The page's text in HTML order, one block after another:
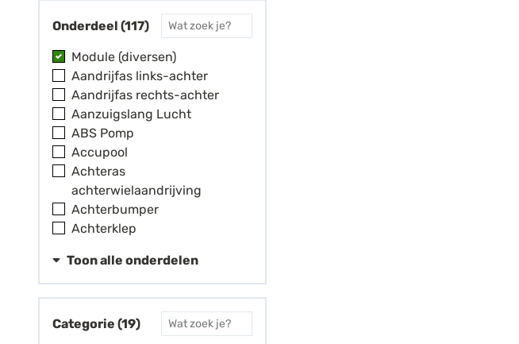
Onderdeel (117)
Module (diversen)
Aandrijfas links-achter
Aandrijfas rechts-achter
Aanzuigslang Lucht
ABS Pomp
Accupool
Achteras
achterwielaandrijving
Achterbumper
Achterklep
Toon alle onderdelen
Categorie (19)